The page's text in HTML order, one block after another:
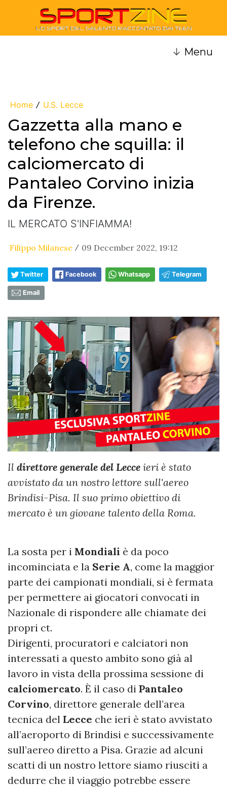
↓ Menu
Home / U.S. Lecce
Gazzetta alla mano e
telefono che squilla: il
calciomercato di
Pantaleo Corvino inizia
da Firenze.
IL MERCATO S'INFIAMMA!
Filippo Milanese / 09 December 2022, 19:12
Twitter Facebook Whatsapp Telegram
Email
Il direttore generale del Lecce ieri è stato
avvistato da un nostro lettore sull'aereo
Brindisi-Pisa. Il suo primo obiettivo di
mercato è un giovane talento della Roma.
La sosta per i Mondiali è da poco
incominciata e la Serie A, come la maggior
parte dei campionati mondiali, si è fermata
per permettere ai giocatori convocati in
Nazionale di rispondere alle chiamate dei
propri ct.
Dirigenti, procuratori e calciatori non
interessati a questo ambito sono già al
lavoro in vista della prossima sessione di
calciomercato. È il caso di Pantaleo
Corvino, direttore generale dell’area
tecnica del Lecce che ieri è stato avvistato
all’aeroporto di Brindisi e successivamente
sull’aereo diretto a Pisa. Grazie ad alcuni
scatti di un nostro lettore siamo riusciti a
dedurre che il viaggio potrebbe essere